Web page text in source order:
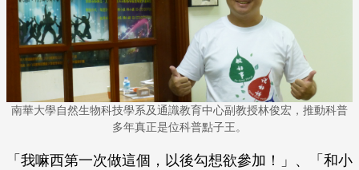
南華大學自然生物科技學系及通識教育中心副教授林俊宏，推動科普
多年真正是位科普點子王。
「我嘛西第一次做這個，以後勾想欲參加！」、「和小